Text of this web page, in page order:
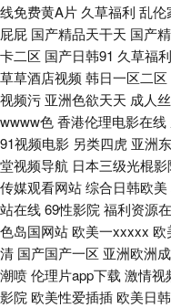
新在线观看网址 欧美私人福
久一区 久久999 四虎东方va
影库AV 91无码色图 国产免
肏 爱豆传媒免费播放 蜜臀一
视频 国产美女福利导航 欧美
视频 东方影库av免费看 狼友
在线地址发布网 福利导航偷
线免费黄A片 久草福利 乱伦
屁屁 国产精品天干天 国产
卡二区 国产日韩91 久草福
草草酒店视频 韩日一区二区
视频污 亚洲色欲天天 成人
wwww色香港伦理电影在线
91视频电影 另类四虎 亚洲
堂视频导航 日本三级光棍影
传媒观看网站综合日韩欧美
站在线69性影院 福利资源
色岛国网站 欧美一xxxxx 欧
清 国产国产一区 亚洲欧洲
潮喷伦理片app下载 激情视
影院 欧美性爱插插 欧美日